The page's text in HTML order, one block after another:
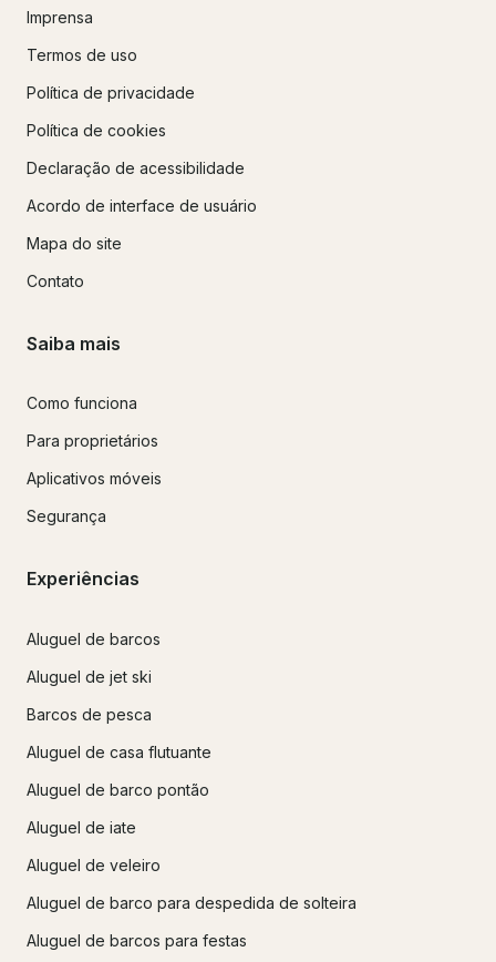
Imprensa
Termos de uso
Política de privacidade
Política de cookies
Declaração de acessibilidade
Acordo de interface de usuário
Mapa do site
Contato
Saiba mais
Como funciona
Para proprietários
Aplicativos móveis
Segurança
Experiências
Aluguel de barcos
Aluguel de jet ski
Barcos de pesca
Aluguel de casa flutuante
Aluguel de barco pontão
Aluguel de iate
Aluguel de veleiro
Aluguel de barco para despedida de solteira
Aluguel de barcos para festas